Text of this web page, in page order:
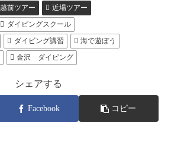
越前ツアー
近場ツアー
ダイビングスクール
ダイビング講習
海で遊ぼう
金沢 ダイビング
シェアする
Facebook コピー